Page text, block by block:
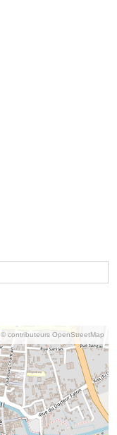
© contributeurs OpenStreetMap